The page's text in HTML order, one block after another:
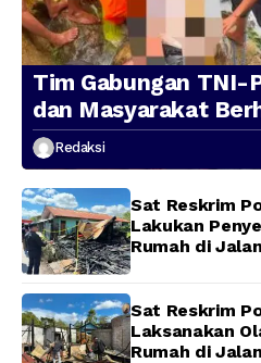
Tim Gabungan TNI-
dan Masyarakat
Presenter TVRI
Hilang di Sungai
Redaksi
Sat Reskrim
Lakukan
Rumah di
Sat Reskrim
Laksanakan
Rumah di